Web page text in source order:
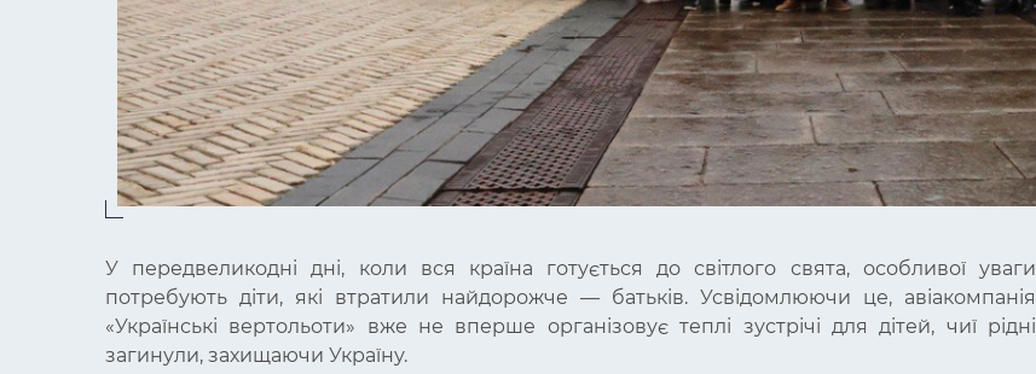
У передвеликодні дні, коли вся країна готується до світлого свята, особливої уваги
потребують діти, які втратили найдорожче — батьків. Усвідомлюючи це, авіакомпанія
«Українські вертольоти» вже не вперше організовує теплі зустрічі для дітей, чиї рідні
загинули, захищаючи Україну.